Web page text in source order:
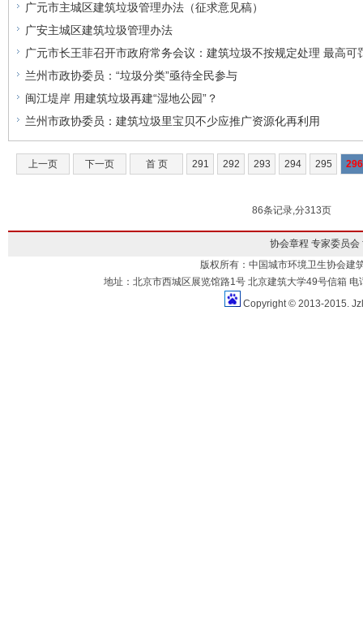
广元市主城区建筑垃圾管理办法（征求意见稿）
广安主城区建筑垃圾管理办法
广元市长王菲召开市政府常务会议：建筑垃圾不按规定处理 最高可
兰州市政协委员：“垃圾分类”亟待全民参与
闽江堤岸 用建筑垃圾再建“湿地公园”？
兰州市政协委员：建筑垃圾里宝贝不少应推广资源化再利用
上一页 下一页 首 页 291 292 293 294 295 296
86条记录,分313页
协会章程 专家委员会
版权所有：中国城市环境卫生协会建
地址：北京市西城区展览馆路1号 北京建筑大学49号信箱
Copyright © 2013-2015.